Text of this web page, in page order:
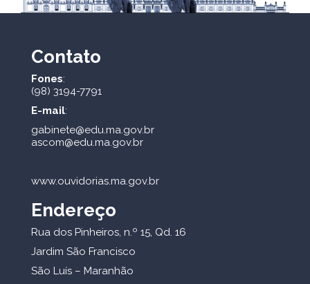
Contato
Fones:
(98) 3194-7791
E-mail:
gabinete@edu.ma.gov.br
ascom@edu.ma.gov.br
www.ouvidorias.ma.gov.br
Endereço
Rua dos Pinheiros, n.º 15, Qd. 16
Jardim São Francisco
São Luís – Maranhão